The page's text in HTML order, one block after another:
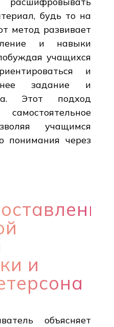
будь то на
метод развивает
и навыки
учащихся
и
задание и
Этот подход
учащимся
понимания через
и
объясняет